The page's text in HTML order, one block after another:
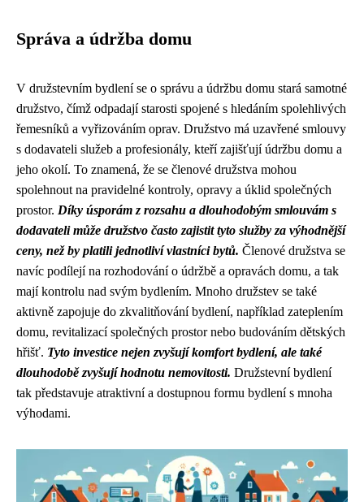
Správa a údržba domu
V družstevním bydlení se o správu a údržbu domu stará samotné
družstvo, čímž odpadají starosti spojené s hledáním spolehlivých
řemesníků a vyřizováním oprav. Družstvo má uzavřené smlouvy
s dodavateli služeb a profesionály, kteří zajišťují údržbu domu a
jeho okolí. To znamená, že se členové družstva mohou
spolehnout na pravidelné kontroly, opravy a úklid společných
prostor. Díky úsporám z rozsahu a dlouhodobým smlouvám s
dodavateli může družstvo často zajistit tyto služby za výhodnější
ceny, než by platili jednotliví vlastníci bytů. Členové družstva se
navíc podílejí na rozhodování o údržbě a opravách domu, a tak
mají kontrolu nad svým bydlením. Mnoho družstev se také
aktivně zapojuje do zkvalitňování bydlení, například zateplením
domu, revitalizací společných prostor nebo budováním dětských
hřišť. Tyto investice nejen zvyšují komfort bydlení, ale také
dlouhodobě zvyšují hodnotu nemovitosti. Družstevní bydlení
tak představuje atraktivní a dostupnou formu bydlení s mnoha
výhodami.